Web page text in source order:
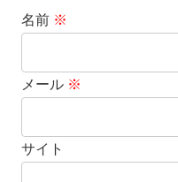
名前 ※
メール ※
サイト